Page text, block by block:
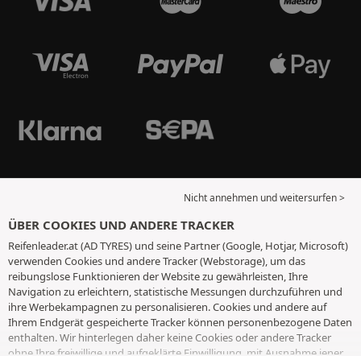
Nicht annehmen und weitersurfen >
ÜBER COOKIES UND ANDERE TRACKER
Reifenleader.at (AD TYRES) und seine Partner (Google, Hotjar, Microsoft)
verwenden Cookies und andere Tracker (Webstorage), um das
reibungslose Funktionieren der Website zu gewährleisten, Ihre
Navigation zu erleichtern, statistische Messungen durchzuführen und
ihre Werbekampagnen zu personalisieren. Cookies und andere auf
Ihrem Endgerät gespeicherte Tracker können personenbezogene Daten
enthalten. Wir hinterlegen daher keine Cookies oder andere Tracker
ohne Ihre freiwillige und aufgeklärte Einwilligung, mit Ausnahme jener,